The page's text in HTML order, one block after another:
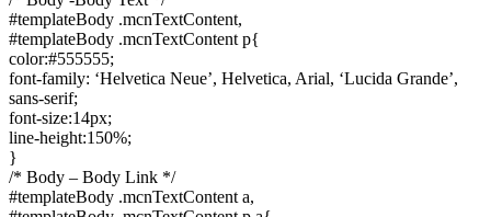
#templateBody .mcnTextContent,
#templateBody .mcnTextContent p{
color:#555555;
font-family: ‘Helvetica Neue’, Helvetica, Arial, ‘Lucida Grande’,
sans-serif;
font-size:14px;
line-height:150%;
}
/* Body – Body Link */
#templateBody .mcnTextContent a,